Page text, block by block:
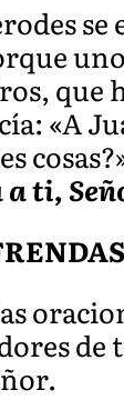
que
«A
ti,
de